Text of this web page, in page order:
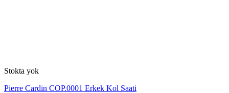
Stokta yok
Pierre Cardin COP.0001 Erkek Kol Saati